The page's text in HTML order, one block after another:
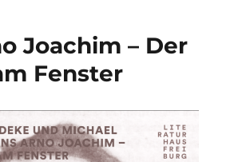
Joachim – Der
Fenster